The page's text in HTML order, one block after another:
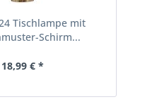
Tischlampe mit
Schirm...
18,99 € *